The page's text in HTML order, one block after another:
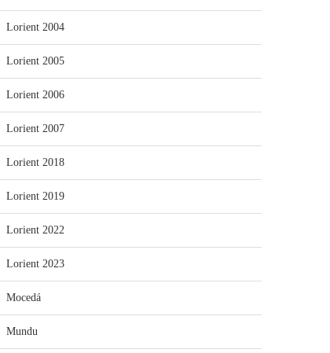
Lorient 2004
Lorient 2005
Lorient 2006
Lorient 2007
Lorient 2018
Lorient 2019
Lorient 2022
Lorient 2023
Mocedá
Mundu